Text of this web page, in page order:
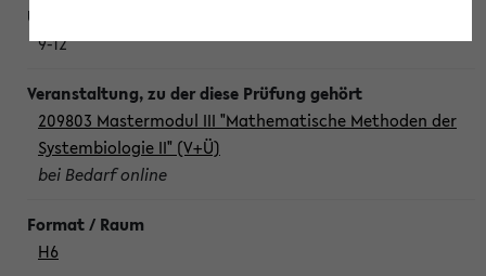
9-12
209803 Mastermodul III "Mathematische Methoden der
Systembiologie II" (V+Ü)
bei Bedarf online
H6